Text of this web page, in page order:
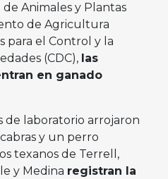
Animales y Plantas
de Agricultura
para el Control y la
(CDC), las
en ganado
de laboratorio arrojaron
y un perro
texanos de Terrell,
y Medina registran la